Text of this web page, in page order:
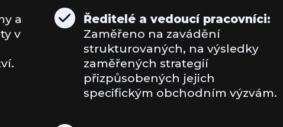
a
v
Ředitelé a vedoucí pracovníci:
Zaměřeno na zavádění
strukturovaných, na výsledky
zaměřených strategií
přizpůsobených jejich
specifickým obchodním výzvám.